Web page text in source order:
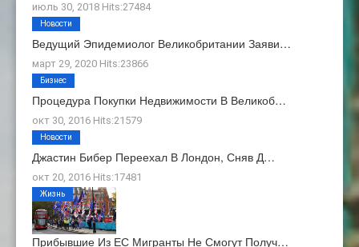
июль 30, 2018 Hits:27484
Ведущий Эпидемиолог Великобритании Заяви…
март 29, 2020 Hits:23866
Новости
Процедура Покупки Недвижимости В Великоб…
окт 30, 2016 Hits:21579
Бизнес
Джастин Бибер Переехал В Лондон, Сняв Д…
окт 20, 2016 Hits:17481
Новости
Прибывшие Из ЕС Мигранты Не Смогут Получ…
Жизнь